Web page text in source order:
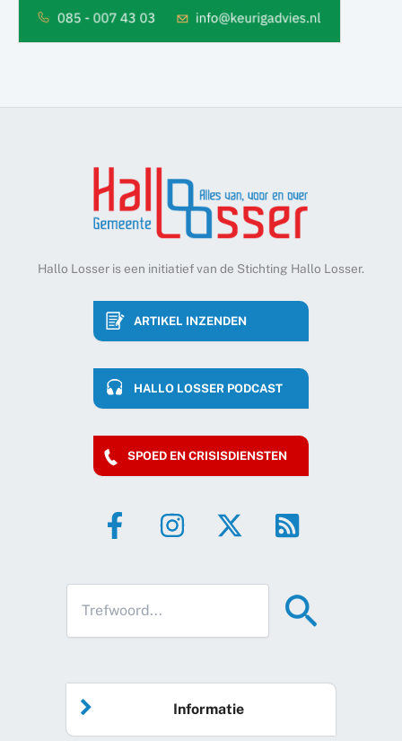
Hallo Losser is een initiatief van de Stichting Hallo Losser.
ARTIKEL INZENDEN
HALLO LOSSER PODCAST
SPOED EN CRISISDIENSTEN
Informatie